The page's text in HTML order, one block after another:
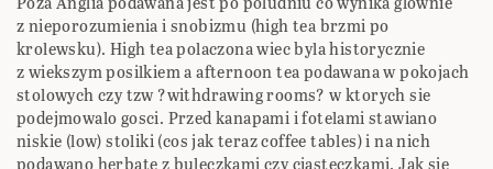
z nieporozumienia i snobizmu (high tea brzmi po
krolewsku). High tea polaczona wiec byla historycznie
z wiekszym posilkiem a afternoon tea podawana w pokojach
stolowych czy tzw ?withdrawing rooms? w ktorych sie
podejmowalo gosci. Przed kanapami i fotelami stawiano
niskie (low) stoliki (cos jak teraz coffee tables) i na nich
podawano herbate z buleczkami czy ciasteczkami. Jak sie